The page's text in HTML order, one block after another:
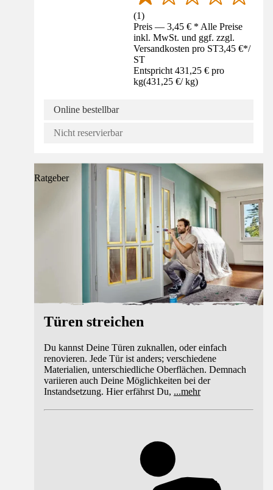
(1)
Preis — 3,45 € * Alle Preise
inkl. MwSt. und ggf. zzgl.
Versandkosten pro ST3,45 €*/
ST
Entspricht 431,25 € pro
kg(431,25 €/ kg)
Online bestellbar
Nicht reservierbar
Ratgeber
Türen streichen
Du kannst Deine Türen zuknallen, oder einfach
renovieren. Jede Tür ist anders; verschiedene
Materialien, unterschiedliche Oberflächen. Demnach
variieren auch Deine Möglichkeiten bei der
Instandsetzung. Hier erfährst Du, ...mehr